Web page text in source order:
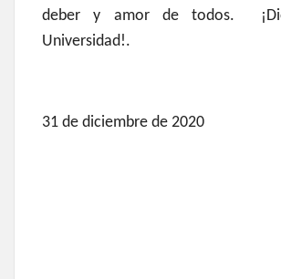
deber y amor de todos.
Universidad!.
31 de diciembre de 2020